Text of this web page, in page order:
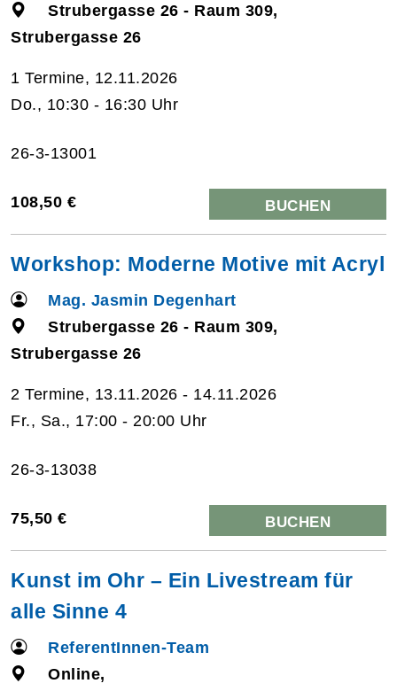
Strubergasse 26 - Raum 309,
Strubergasse 26
1 Termine, 12.11.2026
Do., 10:30 - 16:30 Uhr
26-3-13001
108,50 € BUCHEN
Workshop: Moderne Motive mit Acryl
Mag. Jasmin Degenhart
Strubergasse 26 - Raum 309,
Strubergasse 26
2 Termine, 13.11.2026 - 14.11.2026
Fr., Sa., 17:00 - 20:00 Uhr
26-3-13038
75,50 € BUCHEN
Kunst im Ohr – Ein Livestream für
alle Sinne 4
ReferentInnen-Team
Online,